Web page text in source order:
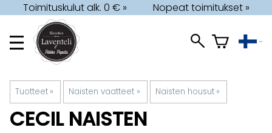
Toimituskulut alk. 0 € » Nopeat toimitukset »
Tuotteet ‪» Naisten vaatteet ‪» Naisten housut ‪»
CECIL NAISTEN